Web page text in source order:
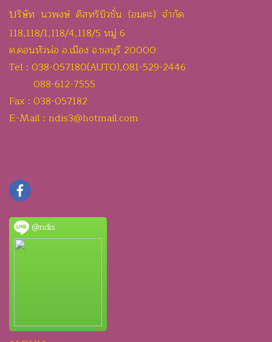
บริษัท นวพงษ์ ดิสทริบิวชั่น (อมตะ) จำกัด
118,118/1,118/4,118/5 หมู่ 6
ต.ดอนหัวฬ่อ อ.เมือง จ.ชลบุรี 20000
Tel : 038-057180(AUTO),081-529-2446
088-612-7555
Fax : 038-057182
E-Mail : ndis3@hotmail.com
@ndis